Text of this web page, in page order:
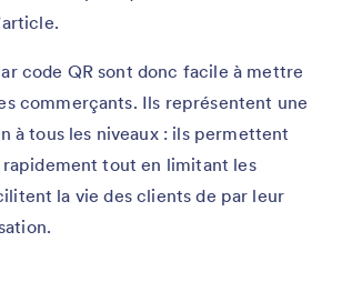
code QR sont donc facile à mettre
commerçants. Ils représentent une
à tous les niveaux : ils permettent
rapidement tout en limitant les
la vie des clients de par leur